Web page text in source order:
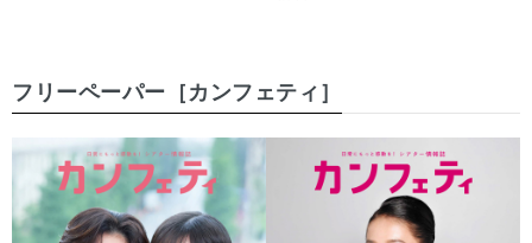
フリーペーパー［カンフェティ］